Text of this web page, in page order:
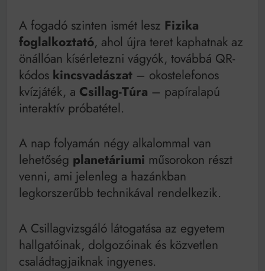
A fogadó szinten ismét lesz Fizika
foglalkoztató, ahol újra teret kaphatnak az
önállóan kísérletezni vágyók, továbbá QR-
kódos kincsvadászat – okostelefonos
kvízjáték, a Csillag-Túra – papíralapú
interaktív próbatétel.
A nap folyamán négy alkalommal van
lehetőség planetáriumi műsorokon részt
venni, ami jelenleg a hazánkban
legkorszerűbb technikával rendelkezik.
A Csillagvizsgáló látogatása az egyetem
hallgatóinak, dolgozóinak és közvetlen
családtagjaiknak ingyenes.